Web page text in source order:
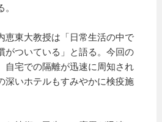
恵東大教授は「日常生活の中で
がついている」と語る。今回の
自宅での隔離が迅速に周知され
深いホテルもすみやかに検疫施